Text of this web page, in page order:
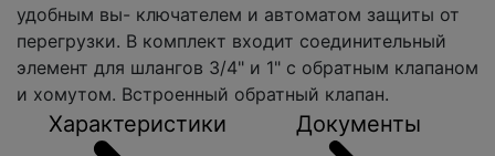
удобным вы- ключателем и автоматом защиты от
перегрузки. В комплект входит соединительный
элемент для шлангов 3/4" и 1" с обратным клапаном
и хомутом. Встроенный обратный клапан.
Характеристики Документы